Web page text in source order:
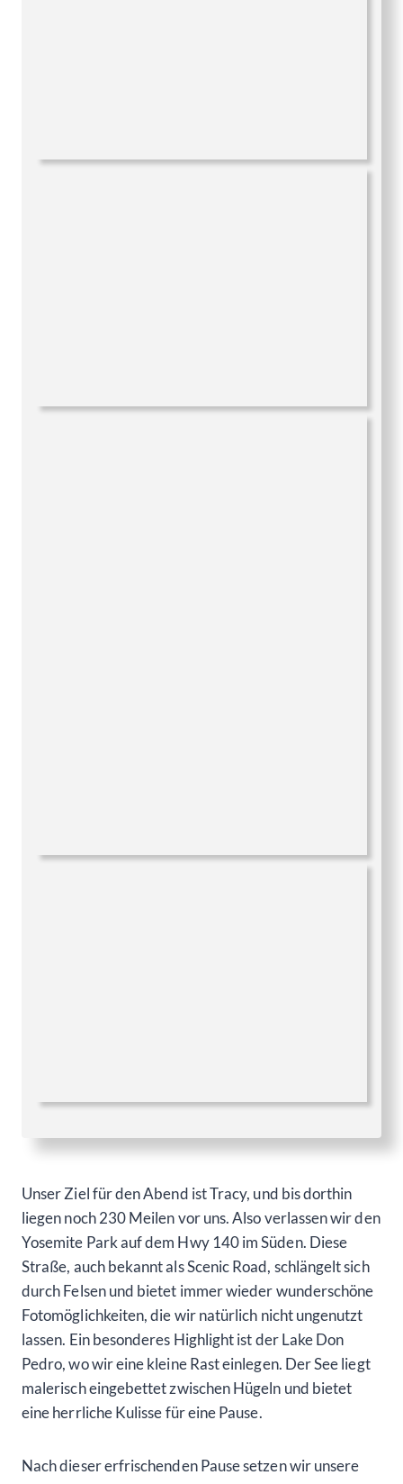
Unser Ziel für den Abend ist Tracy, und bis dorthin
liegen noch 230 Meilen vor uns. Also verlassen wir den
Yosemite Park auf dem Hwy 140 im Süden. Diese
Straße, auch bekannt als Scenic Road, schlängelt sich
durch Felsen und bietet immer wieder wunderschöne
Fotomöglichkeiten, die wir natürlich nicht ungenutzt
lassen. Ein besonderes Highlight ist der Lake Don
Pedro, wo wir eine kleine Rast einlegen. Der See liegt
malerisch eingebettet zwischen Hügeln und bietet
eine herrliche Kulisse für eine Pause.
Nach dieser erfrischenden Pause setzen wir unsere